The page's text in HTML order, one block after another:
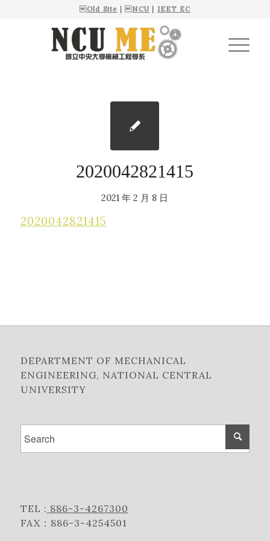
Old Site | NCU IEET EC
2020042821415
2021 年 2 月 8 日
2020042821415
DEPARTMENT OF MECHANICAL
ENGINEERING, NATIONAL CENTRAL
UNIVERSITY
TEL : 886-3-4267300
FAX：886-3-4254501